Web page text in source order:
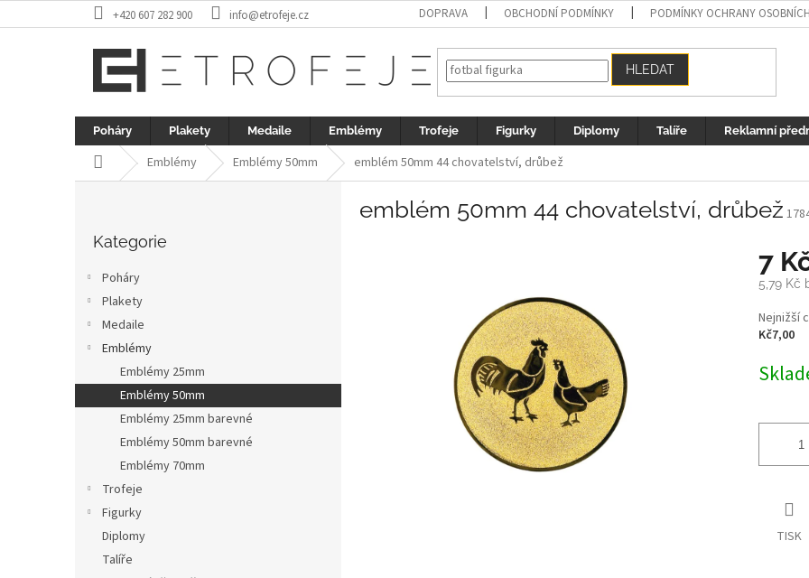
na
+420 607 282 900 info@etrofeje.cz DOPRAVA OBCHODNÍ PODMÍNKY PODMÍNKY OCHRANY
HLEDAT
Poháry Plakety Medaile Emblémy Trofeje Figurky Diplomy Talíře Reklamní
Domů Emblémy Emblémy 50mm emblém 50mm 44 chovatelství, drůbež
a
n
kategorie
Kategorie
Poháry
Plakety
Medaile
Emblémy
Emblémy 25mm
Emblémy 50mm
Emblémy 25mm barevné
Emblémy 50mm barevné
Emblémy 70mm
Trofeje
Figurky
Diplomy
Talíře
emblém 50mm 44 chovatelství, drůbež
7
5,79 Kč
Měrná
cena:
Nejnižší
Kč7,00
TISK